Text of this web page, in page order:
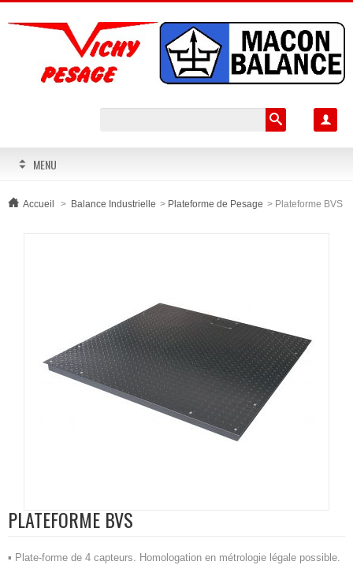

MENU
Accueil > Balance Industrielle > Plateforme de Pesage > Plateforme BVS
PLATEFORME BVS
▪ Plate-forme de 4 capteurs. Homologation en métrologie légale possible.